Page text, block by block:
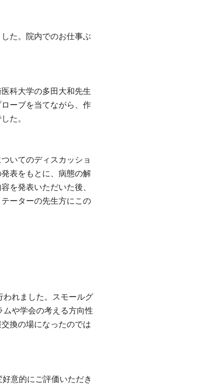
た。院内でのお仕事ぶ
科大学の多田大和先生
ーブを当てながら、作
た。
いてのディスカッショ
表をもとに、病態の解
を発表いただいた後、
ーターの先生方にこの
われました。スモールグ
や学会の考える方向性
換の場になったのでは
意的にご評価いただき